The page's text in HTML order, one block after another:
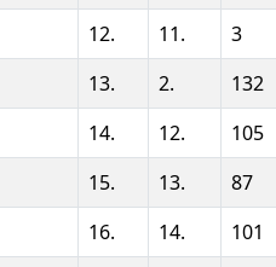
12. 11. 3
13. 2. 132
14. 12. 105
15. 13. 87
16. 14. 101